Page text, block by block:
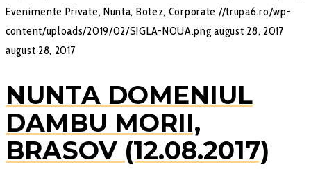
Evenimente Private, Nunta, Botez, Corporate //trupa6.ro/wp-
content/uploads/2019/02/SIGLA-NOUA.png august 28, 2017
august 28, 2017
NUNTA DOMENIUL
DAMBU MORII,
BRASOV (12.08.2017)